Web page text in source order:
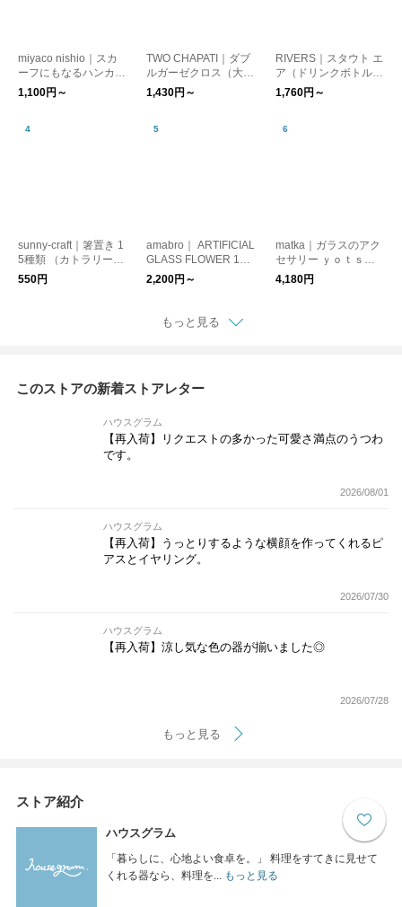
miyaco nishio｜スカ
ーフにもなるハンカチ
【日焼け対策】【はん
かち】【プレゼント】
1,100円～
TWO CHAPATI｜ダブ
ルガーゼクロス（大判
ハンカチ）【プレゼン
ト】【バレンタイン】
1,430円～
RIVERS｜スタウト エ
ア（ドリンクボトル）
【ウォーターボトル・
水筒】【登山・キャン
1,760円～
sunny-craft｜箸置き 1
5種類 （カトラリーレ
スト）サニークラフト
信楽焼 はしおき【リ
550円
amabro｜ ARTIFICIAL
GLASS FLOWER 16
種類【インテリア ガ
ラス製 オブジェ ガー
2,200円～
matka｜ガラスのアク
セサリー ｙｏｔｓｕ
（ヨツ）【ピアス・イ
ヤリング】【プレゼン
4,180円
もっと見る
このストアの新着ストアレター
ハウスグラム
【再入荷】リクエストの多かった可愛さ満点のうつわ
です。
2026/08/01
ハウスグラム
【再入荷】うっとりするような横顔を作ってくれるピ
アスとイヤリング。
2026/07/30
ハウスグラム
【再入荷】涼し気な色の器が揃いました◎
2026/07/28
もっと見る
ストア紹介
ハウスグラム
「暮らしに、心地よい食卓を。」 料理をすてきに見せて
くれる器なら、料理を...もっと見る